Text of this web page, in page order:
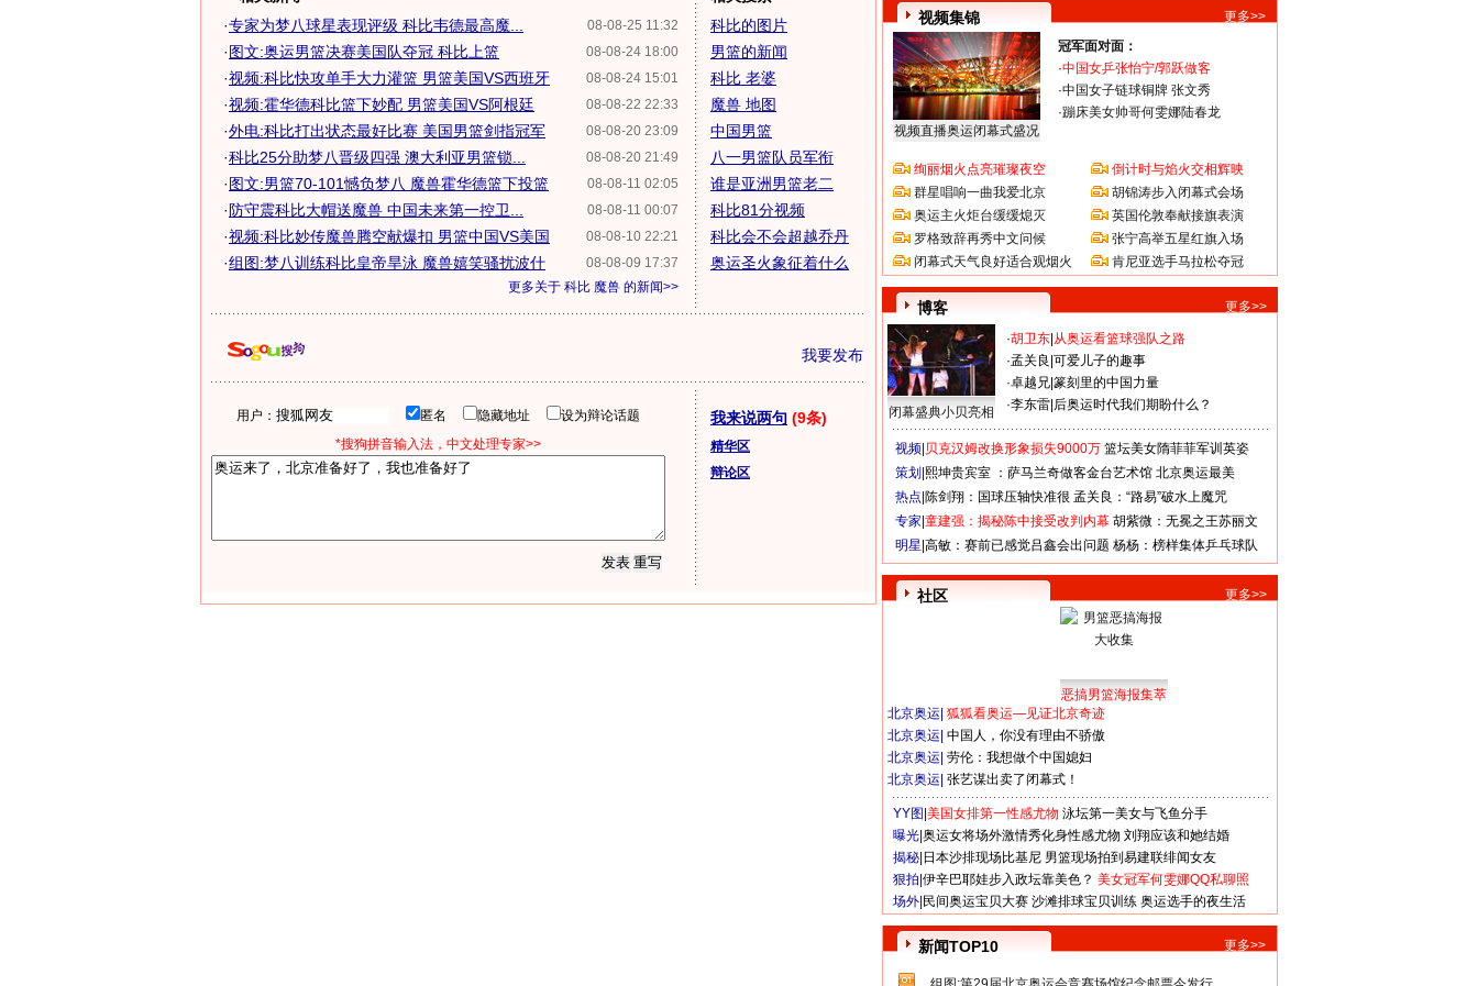
08-08-25 11:32
·专家为梦八球星表现评级 科比韦德最高魔...
08-08-24 18:00
·图文:奥运男篮决赛美国队夺冠 科比上篮
08-08-24 15:01
·视频:科比快攻单手大力灌篮 男篮美国VS西班牙
08-08-22 22:33
·视频:霍华德科比篮下妙配 男篮美国VS阿根廷
08-08-20 23:09
·外电:科比打出状态最好比赛 美国男篮剑指冠军
08-08-20 21:49
·科比25分助梦八晋级四强 澳大利亚男篮锁...
08-08-11 02:05
·图文:男篮70-101憾负梦八 魔兽霍华德篮下投篮
08-08-11 00:07
·防守震科比大帽送魔兽 中国未来第一控卫...
08-08-10 22:21
·视频:科比妙传魔兽腾空献爆扣 男篮中国VS美国
08-08-09 17:37
·组图:梦八训练科比皇帝旱泳 魔兽嬉笑骚扰波什
更多关于 科比 魔兽 的新闻>>
科比的图片
男篮的新闻
科比 老婆
魔兽 地图
中国男篮
八一男篮队员军衔
谁是亚洲男篮老二
科比81分视频
科比会不会超越乔丹
奥运圣火象征着什么
我要发布
用户： 匿名 隐藏地址
设为辩论话题
*搜狗拼音输入法，中文处理专家>>
我来说两句 (9条)
精华区
辩论区
视频集锦 更多>>
视频直播奥运闭幕式盛况
冠军面对面：
·中国女乒张怡宁/郭跃做客
·中国女子链球铜牌 张文秀
·蹦床美女帅哥何雯娜陆春龙
绚丽烟火点亮璀璨夜空
群星唱响一曲我爱北京
奥运主火炬台缓缓熄灭
罗格致辞再秀中文问候
闭幕式天气良好适合观烟火
倒计时与焰火交相辉映
胡锦涛步入闭幕式会场
英国伦敦奉献接旗表演
张宁高举五星红旗入场
肯尼亚选手马拉松夺冠
博客 更多>>
闭幕盛典小贝亮相
·胡卫东 从奥运看篮球强队之路
·孟关良 可爱儿子的趣事
·卓越兄 篆刻里的中国力量
·李东雷 后奥运时代我们期盼什么？
视频| 贝克汉姆改换形象损失9000万 篮坛美女隋菲菲军训英姿
策划| 熙坤贵宾室 ：萨马兰奇做客金台艺术馆 北京奥运最美
热点| 陈剑翔：国球压轴快准很 孟关良：“路易”破水上魔咒
专家| 童建强：揭秘陈中接受改判内幕 胡紫微：无冕之王苏丽文
明星| 高敏：赛前已感觉吕鑫会出问题 杨杨：榜样集体乒乓球队
社区 更多>>
恶搞男篮海报集萃
北京奥运 狐狐看奥运—见证北京奇迹
北京奥运 中国人，你没有理由不骄傲
北京奥运 劳伦：我想做个中国媳妇
北京奥运 张艺谋出卖了闭幕式！
YY图| 美国女排第一性感尤物 泳坛第一美女与飞鱼分手
曝光| 奥运女将场外激情秀化身性感尤物 刘翔应该和她结婚
揭秘| 日本沙排现场比基尼 男篮现场拍到易建联绯闻女友
狠拍| 伊辛巴耶娃步入政坛靠美色？ 美女冠军何雯娜QQ私聊照
场外| 民间奥运宝贝大赛 沙滩排球宝贝训练 奥运选手的夜生活
新闻TOP10 更多>>